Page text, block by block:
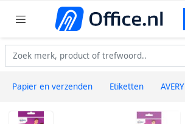
Papier en verzenden Etiketten AVERY